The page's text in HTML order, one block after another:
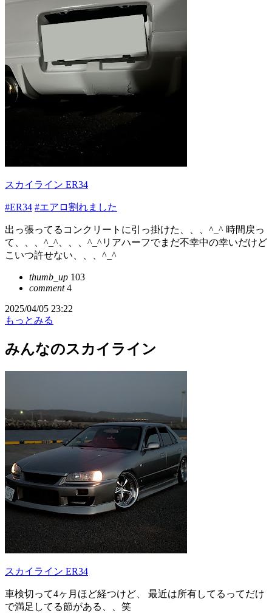
スカイライン ER34
#ER34 #エアロ割れました
出っ張ってるコンクリートに引っ掛けた、、、^_^ 時間戻っ
て、、、^_^、、、^_^リアハーフでまだ不幸中の幸いだけど
こいつ許せない、、、^_^
thumb_up 103
comment4
2025/04/05 23:22
もっとみる
みんなのスカイライン
スカイライン ER34
車検切って4ヶ月ほど経つけど、 最近は所有してるってだけ
で満足してる節がある、、笑